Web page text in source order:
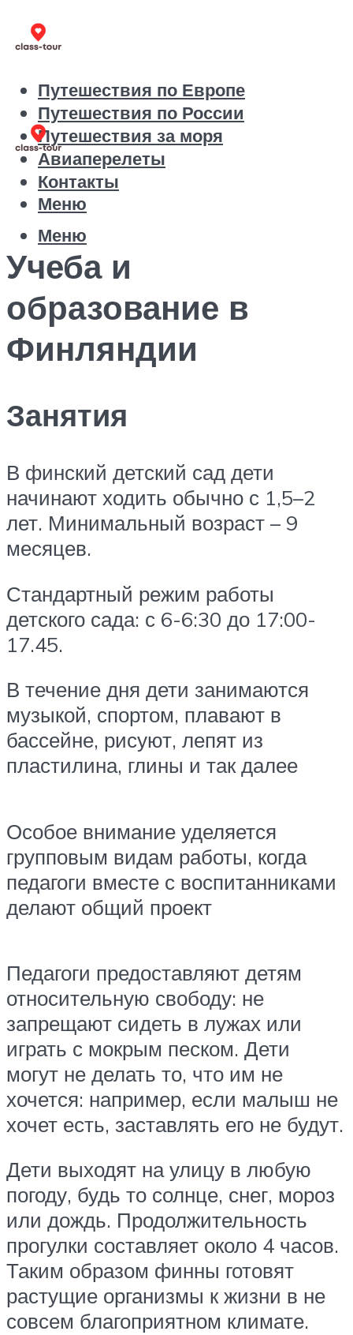
Путешествия по Европе
Путешествия по России
Путешествия за моря
Авиаперелеты
Контакты
Меню
Меню
Учеба и
образование в
Финляндии
Занятия
В финский детский сад дети
начинают ходить обычно с 1,5–2
лет. Минимальный возраст – 9
месяцев.
Стандартный режим работы
детского сада: с 6-6:30 до 17:00-
17.45.
В течение дня дети занимаются
музыкой, спортом, плавают в
бассейне, рисуют, лепят из
пластилина, глины и так далее
Особое внимание уделяется
групповым видам работы, когда
педагоги вместе с воспитанниками
делают общий проект
Педагоги предоставляют детям
относительную свободу: не
запрещают сидеть в лужах или
играть с мокрым песком. Дети
могут не делать то, что им не
хочется: например, если малыш не
хочет есть, заставлять его не будут.
Дети выходят на улицу в любую
погоду, будь то солнце, снег, мороз
или дождь. Продолжительность
прогулки составляет около 4 часов.
Таким образом финны готовят
растущие организмы к жизни в не
совсем благоприятном климате.